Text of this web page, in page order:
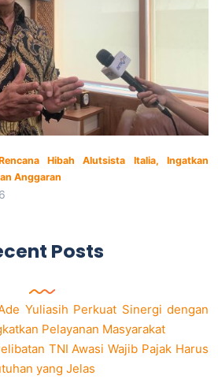
Hibah Alutsista Italia, Ingatkan
Anggaran
Posts
Yuliasih Perkuat Sinergi dengan
Pelayanan Masyarakat
TNI Awasi Wajib Pajak Harus
yang Jelas